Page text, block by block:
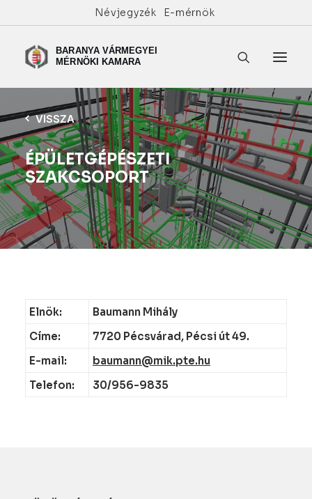
Névjegyzék E-mérnök
VISSZA
ÉPÜLETGÉPÉSZETI
SZAKCSOPORT
Elnök:
Baumann Mihály
Címe:
7720 Pécsvárad, Pécsi út 49.
E-mail:
baumann@mik.pte.hu
Telefon:
30/956-9835